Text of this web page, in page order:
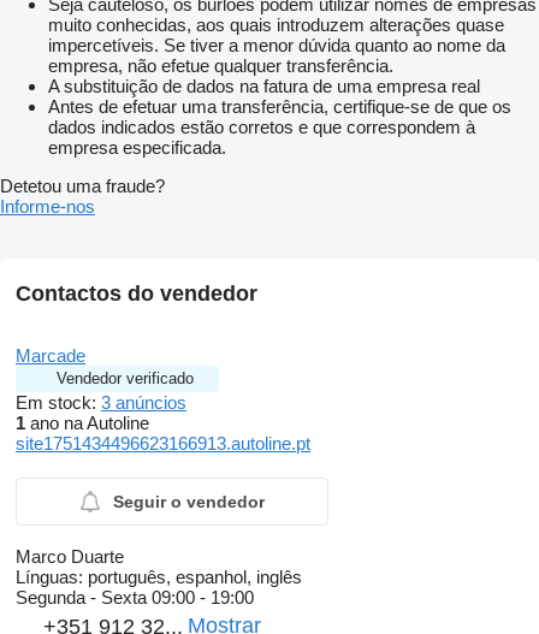
Seja cauteloso, os burlões podem utilizar nomes de empresas
muito conhecidas, aos quais introduzem alterações quase
impercetíveis. Se tiver a menor dúvida quanto ao nome da
empresa, não efetue qualquer transferência.
A substituição de dados na fatura de uma empresa real
Antes de efetuar uma transferência, certifique-se de que os
dados indicados estão corretos e que correspondem à
empresa especificada.
Detetou uma fraude?
Informe-nos
Contactos do vendedor
Marcade
Vendedor verificado
Em stock: 3 anúncios
1 ano na Autoline
site1751434496623166913.autoline.pt
Seguir o vendedor
Marco Duarte
Línguas: português, espanhol, inglês
Segunda - Sexta 09:00 - 19:00
+351 912 32... Mostrar